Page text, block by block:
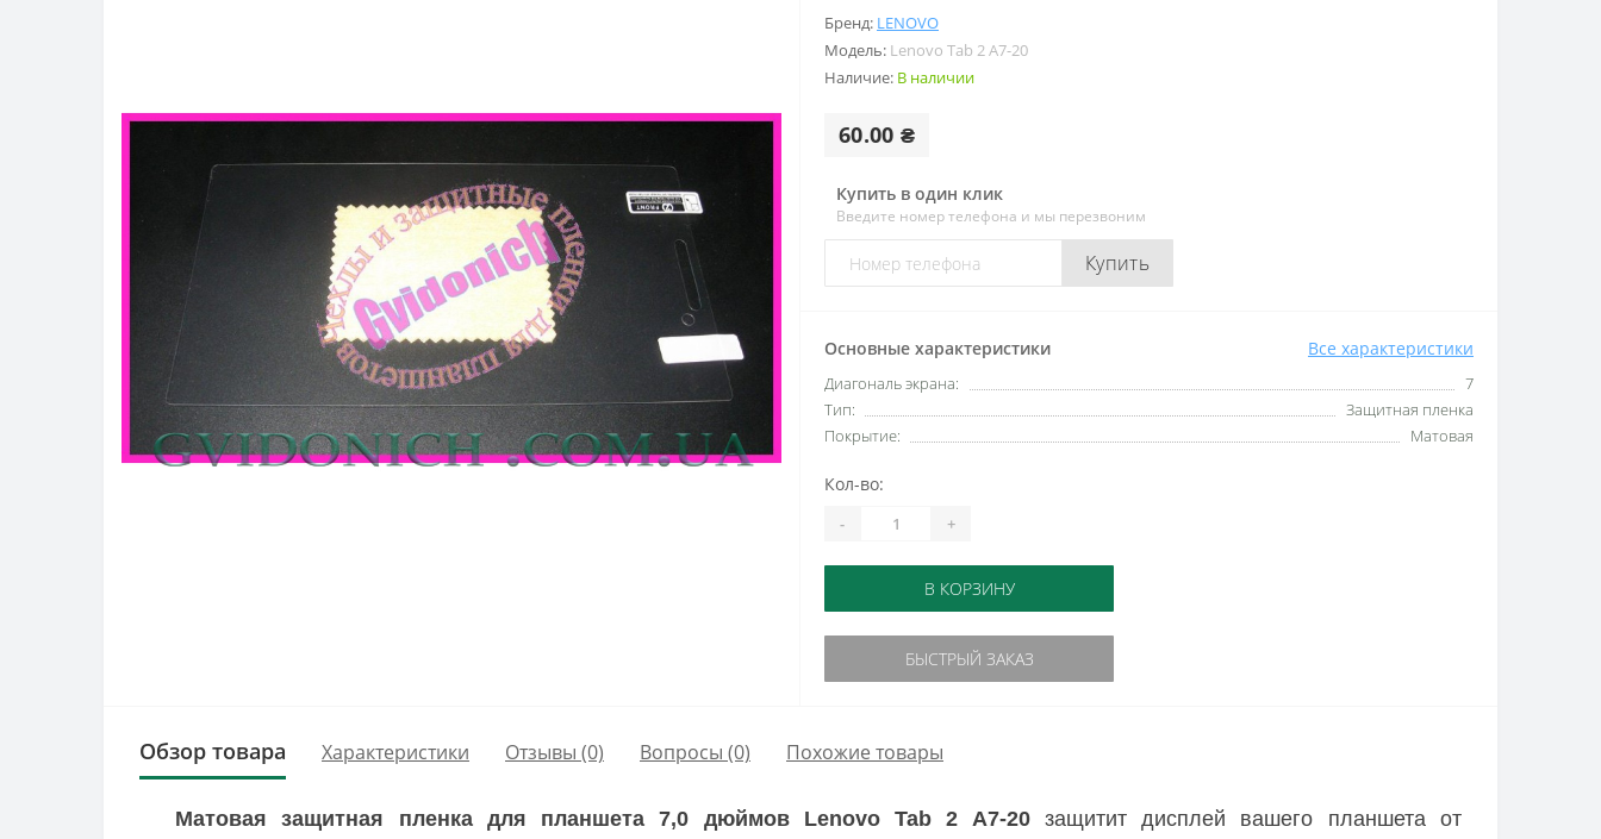
Бренд: LENOVO
Модель: Lenovo Tab 2 A7-20
Наличие: В наличии
60.00 ₴
Купить в один клик
Введите номер телефона и мы перезвоним
Купить
Основные характеристики Все характеристики
Диагональ экрана:
7
Тип:
Защитная пленка
Покрытие:
Матовая
Кол-во:
- +
В КОРЗИНУ
БЫСТРЫЙ ЗАКАЗ
Обзор товара Характеристики Отзывы (0) Вопросы (0) Похожие товары
Матовая защитная пленка для планшета 7,0 дюймов Lenovo Tab 2 A7-20защитит дисплей вашего планшета от